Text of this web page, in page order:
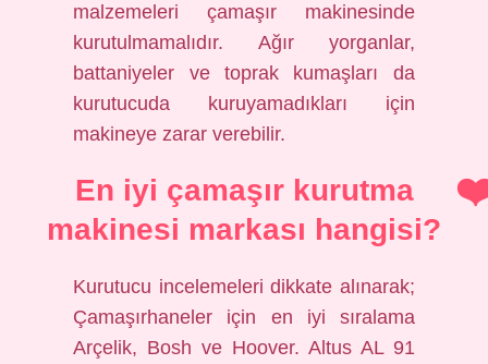
malzemeleri çamaşır makinesinde
kurutulmamalıdır. Ağır yorganlar,
battaniyeler ve toprak kumaşları da
kurutucuda kuruyamadıkları için
makineye zarar verebilir.
En iyi çamaşır kurutma
makinesi markası hangisi?
Kurutucu incelemeleri dikkate alınarak;
Çamaşırhaneler için en iyi sıralama
Arçelik, Bosh ve Hoover. Altus AL 91